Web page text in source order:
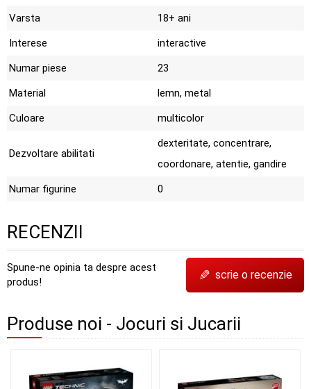
Varsta
18+ ani
Interese
interactive
Numar piese
23
Material
lemn, metal
Culoare
multicolor
Dezvoltare abilitati
dexteritate, concentrare,
coordonare, atentie, gandire
Numar figurine
0
RECENZII
Spune-ne opinia ta despre acest
produs!
✎ scrie o recenzie
Produse noi - Jocuri si Jucarii